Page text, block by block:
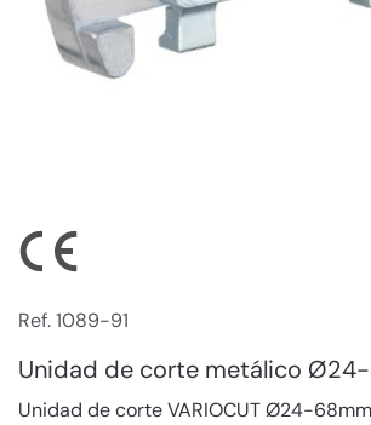
Ref. 1089-91
Unidad de corte metálico
Unidad de corte VARIOCUT Ø24-